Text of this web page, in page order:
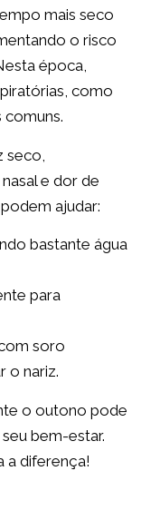
mais seco
o risco
época,
como
comuns.
seco,
e dor de
ajudar:
bastante água
para
soro
o nariz.
o outono pode
bem-estar.
a diferença!